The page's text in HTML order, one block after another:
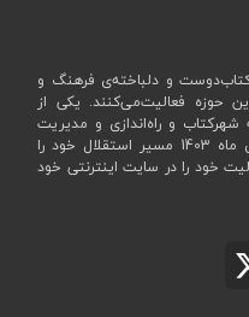
و دلباخته‌ی فرهنگ و
فعالیت‌می‌کنند. یکی از
و راه‌اندازی و مدیریت
فروشگاه اینترنتی موسسه بود که در دی ماه 1403 مسیر استقلال خود را
خود را در سایت اینترنتی خود